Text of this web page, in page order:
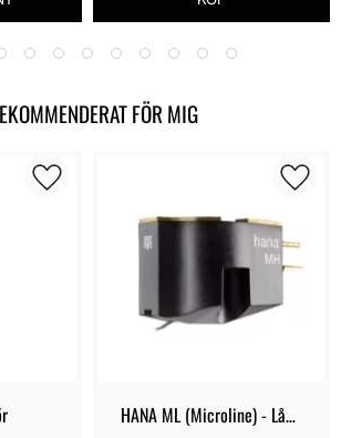
FÖR MIG
HANA ML (Microline) - Låg